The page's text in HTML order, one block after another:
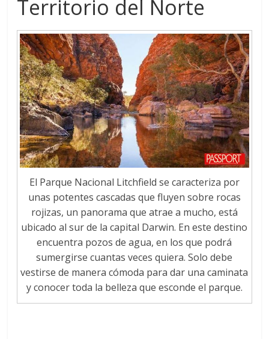
Territorio del Norte
El Parque Nacional Litchfield se caracteriza por
unas potentes cascadas que fluyen sobre rocas
rojizas, un panorama que atrae a mucho, está
ubicado al sur de la capital Darwin. En este destino
encuentra pozos de agua, en los que podrá
sumergirse cuantas veces quiera. Solo debe
vestirse de manera cómoda para dar una caminata
y conocer toda la belleza que esconde el parque.